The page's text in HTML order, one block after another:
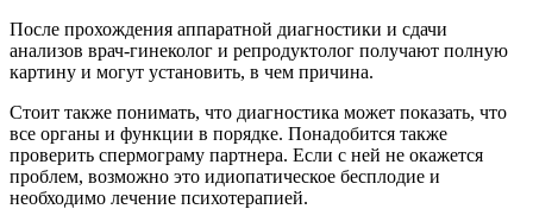
После прохождения аппаратной диагностики и сдачи
анализов врач-гинеколог и репродуктолог получают полную
картину и могут установить, в чем причина.
Стоит также понимать, что диагностика может показать, что
все органы и функции в порядке. Понадобится также
проверить спермограму партнера. Если с ней не окажется
проблем, возможно это идиопатическое бесплодие и
необходимо лечение психотерапией.